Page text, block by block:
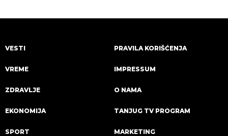
VESTI
VREME
ZDRAVLJE
EKONOMIJA
SPORT
PRAVILA KORIŠĆENJA
IMPRESSUM
O NAMA
TANJUG TV PROGRAM
MARKETING